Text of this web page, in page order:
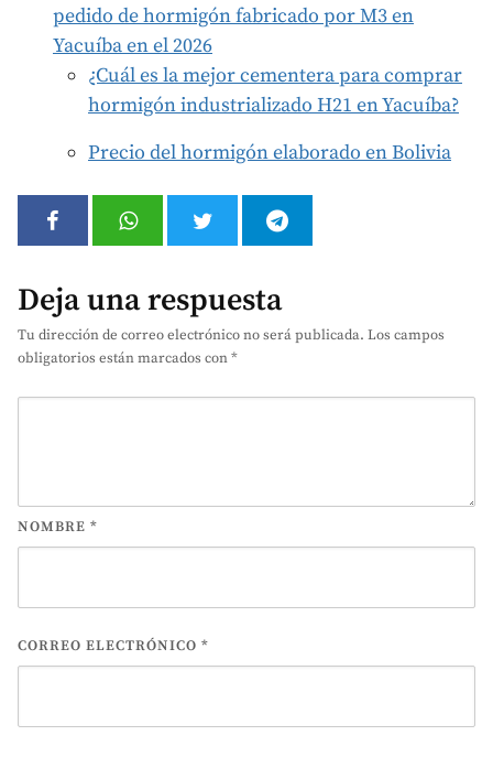
pedido de hormigón fabricado por M3 en
Yacuíba en el 2026
¿Cuál es la mejor cementera para comprar
hormigón industrializado H21 en Yacuíba?
Precio del hormigón elaborado en Bolivia
Deja una respuesta
Tu dirección de correo electrónico no será publicada. Los campos
obligatorios están marcados con*
NOMBRE *
CORREO ELECTRÓNICO *